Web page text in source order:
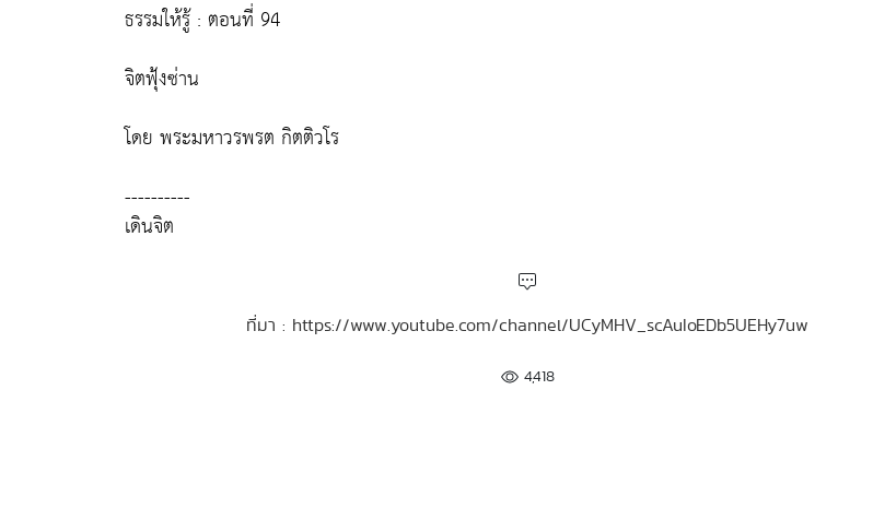
ธรรมให้รู้ : ตอนที่ 94
จิตฟุ้งซ่าน
โดย พระมหาวรพรต กิตติวโร
----------
เดินจิต
ที่มา : https://www.youtube.com/channel/UCyMHV_scAuIoEDb5UEHy7uw
4,418